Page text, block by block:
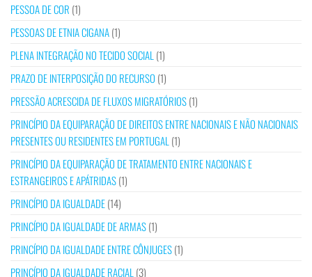
PESSOA DE COR (1)
PESSOAS DE ETNIA CIGANA(1)
PLENA INTEGRAÇÃO NO TECIDO SOCIAL (1)
PRAZO DE INTERPOSIÇÃO DO RECURSO (1)
PRESSÃO ACRESCIDA DE FLUXOS MIGRATÓRIOS(1)
PRINCÍPIO DA EQUIPARAÇÃO DE DIREITOS ENTRE NACIONAIS E NÃO NACIONAIS
PRESENTES OU RESIDENTES EM PORTUGAL (1)
PRINCÍPIO DA EQUIPARAÇÃO DE TRATAMENTO ENTRE NACIONAIS E
ESTRANGEIROS E APÁTRIDAS(1)
PRINCÍPIO DA IGUALDADE(14)
PRINCÍPIO DA IGUALDADE DE ARMAS(1)
PRINCÍPIO DA IGUALDADE ENTRE CÔNJUGES(1)
PRINCÍPIO DA IGUALDADE RACIAL (3)